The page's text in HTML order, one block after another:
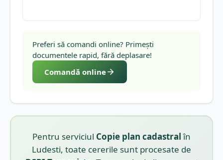
Preferi să comandi online? Primești
documentele rapid, fără deplasare!
Comandă online
Pentru serviciul Copie plan cadastralîn
Ludesti, toate cererile sunt procesate de